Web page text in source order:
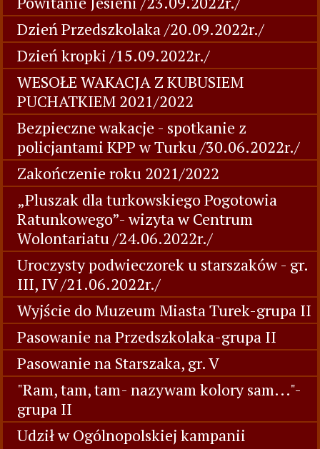
Dzień Przedszkolaka /20.09.2022r./
Dzień kropki /15.09.2022r./
WESOŁE WAKACJA Z KUBUSIEM
PUCHATKIEM 2021/2022
Bezpieczne wakacje - spotkanie z
policjantami KPP w Turku /30.06.2022r./
Zakończenie roku 2021/2022
„Pluszak dla turkowskiego Pogotowia
Ratunkowego”- wizyta w Centrum
Wolontariatu /24.06.2022r./
Uroczysty podwieczorek u starszaków - gr.
III, IV /21.06.2022r./
Wyjście do Muzeum Miasta Turek-grupa II
Pasowanie na Przedszkolaka-grupa II
Pasowanie na Starszaka, gr. V
"Ram, tam, tam- nazywam kolory sam..."-
grupa II
Udził w Ogólnopolskiej kampanii